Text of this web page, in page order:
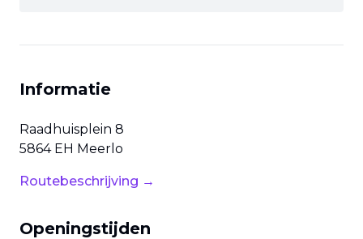
Informatie
Raadhuisplein 8
5864 EH Meerlo
Routebeschrijving →
Openingstijden